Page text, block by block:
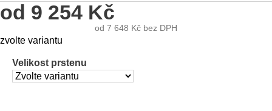
od 9 254 Kč
od 7 648 Kč bez DPH
Měrná
zvolte variantu
Velikost prstenu